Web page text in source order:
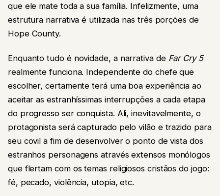
que ele mate toda a sua família. Infelizmente, uma
estrutura narrativa é utilizada nas três porções de
Hope County.
Enquanto tudo é novidade, a narrativa de Far Cry 5
realmente funciona. Independente do chefe que
escolher, certamente terá uma boa experiência ao
aceitar as estranhíssimas interrupções a cada etapa
do progresso ser conquista. Ali, inevitavelmente, o
protagonista será capturado pelo vilão e trazido para
seu covil a fim de desenvolver o ponto de vista dos
estranhos personagens através extensos monólogos
que flertam com os temas religiosos cristãos do jogo:
fé, pecado, violência, utopia, etc.